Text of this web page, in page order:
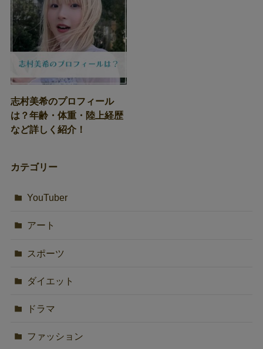
志村美希のプロフィール
は？年齢・体重・陸上経歴
など詳しく紹介！
カテゴリー
YouTuber
アート
スポーツ
ダイエット
ドラマ
ファッション